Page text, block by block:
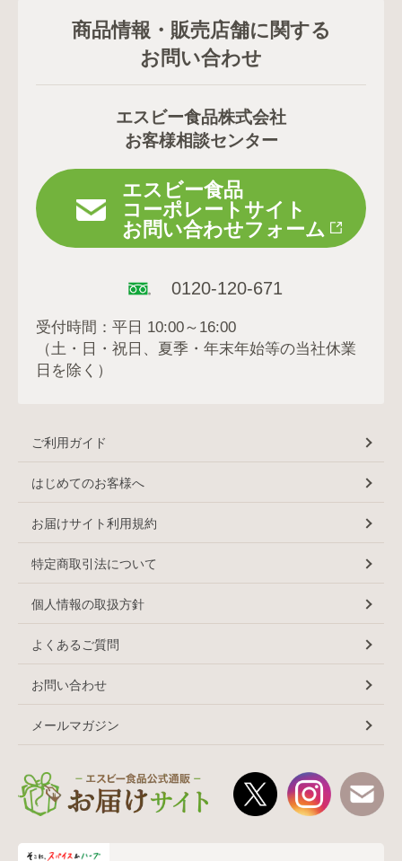
商品情報・販売店舗に関する
お問い合わせ
エスビー食品株式会社
お客様相談センター
エスビー食品
コーポレートサイト
お問い合わせフォーム
0120-120-671
受付時間：平日 10:00～16:00
（土・日・祝日、夏季・年末年始等の当社休業
日を除く）
ご利用ガイド
はじめてのお客様へ
お届けサイト利用規約
特定商取引法について
個人情報の取扱方針
よくあるご質問
お問い合わせ
メールマガジン